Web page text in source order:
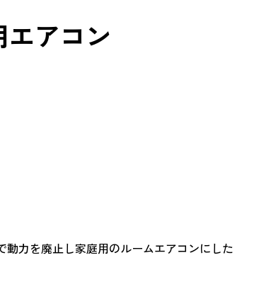
エアコン
力を廃止し家庭用のルームエアコンにした